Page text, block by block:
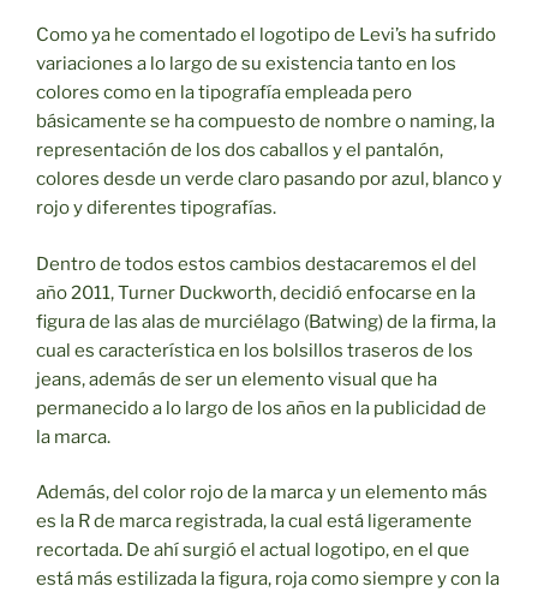
Como ya he comentado el logotipo de Levi’s ha sufrido
variaciones a lo largo de su existencia tanto en los
colores como en la tipografía empleada pero
básicamente se ha compuesto de nombre o naming, la
representación de los dos caballos y el pantalón,
colores desde un verde claro pasando por azul, blanco y
rojo y diferentes tipografías.
Dentro de todos estos cambios destacaremos el del
año 2011, Turner Duckworth, decidió enfocarse en la
figura de las alas de murciélago (Batwing) de la firma, la
cual es característica en los bolsillos traseros de los
jeans, además de ser un elemento visual que ha
permanecido a lo largo de los años en la publicidad de
la marca.
Además, del color rojo de la marca y un elemento más
es la R de marca registrada, la cual está ligeramente
recortada. De ahí surgió el actual logotipo, en el que
está más estilizada la figura, roja como siempre y con la